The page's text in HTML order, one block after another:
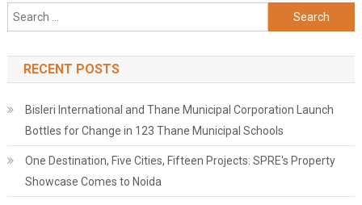
Search
for:
RECENT POSTS
Bisleri International and Thane Municipal Corporation Launch
Bottles for Change in 123 Thane Municipal Schools
One Destination, Five Cities, Fifteen Projects: SPRE's Property
Showcase Comes to Noida